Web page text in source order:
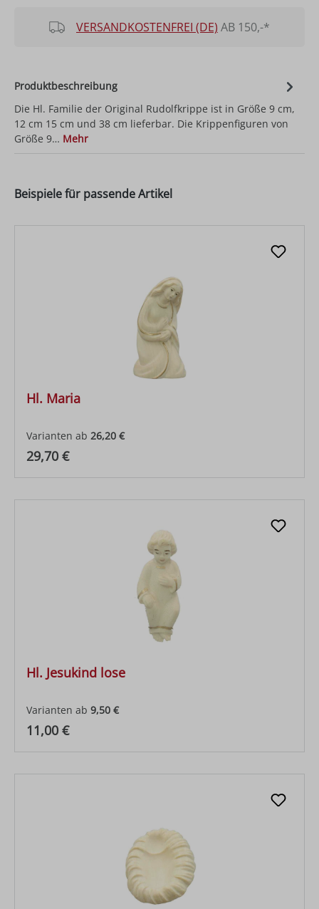
VERSANDKOSTENFREI (DE) AB 150,-*
Produktbeschreibung
Die Hl. Familie der Original Rudolfkrippe ist in Größe 9 cm,
12 cm 15 cm und 38 cm lieferbar. Die Krippenfiguren von
Größe 9… Mehr
Beispiele für passende Artikel
Hl. Maria
Varianten ab 26,20 €
Regulärer Preis:
29,70 €
Hl. Jesukind lose
Varianten ab 9,50 €
Regulärer Preis:
11,00 €